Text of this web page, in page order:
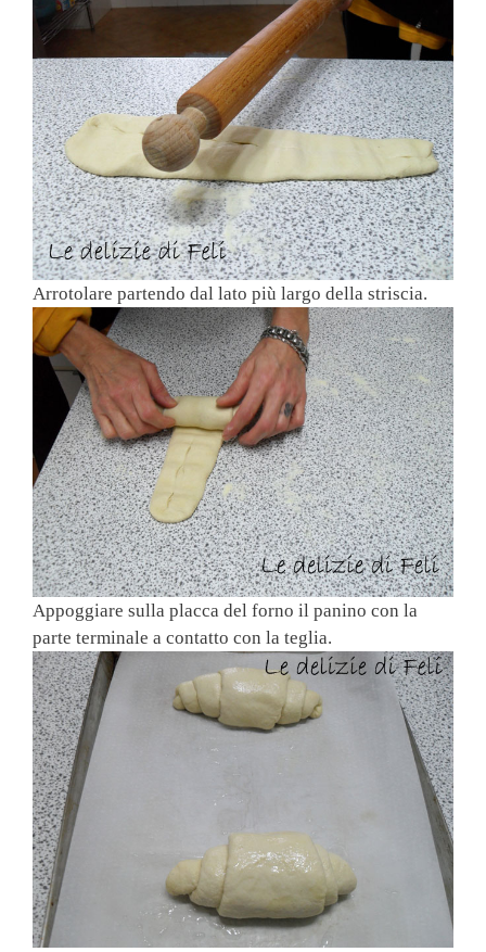
Arrotolare partendo dal lato più largo della striscia.
Appoggiare sulla placca del forno il panino con la
parte terminale a contatto con la teglia.